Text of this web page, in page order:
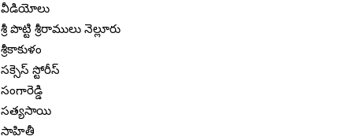
వీడియోలు
శ్రీ పొట్టి శ్రీరాములు నెల్లూరు
శ్రీకాకుళం
సక్సెస్ స్టోరీస్
సంగారెడ్డి
సత్యసాయి
సాహితీ